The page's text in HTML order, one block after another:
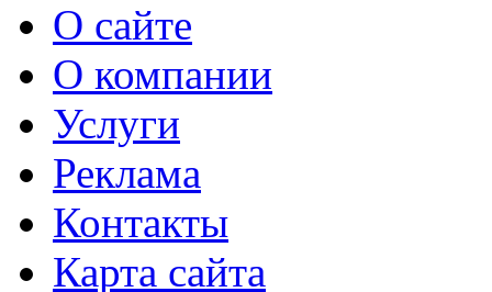
О сайте
О компании
Услуги
Реклама
Контакты
Карта сайта